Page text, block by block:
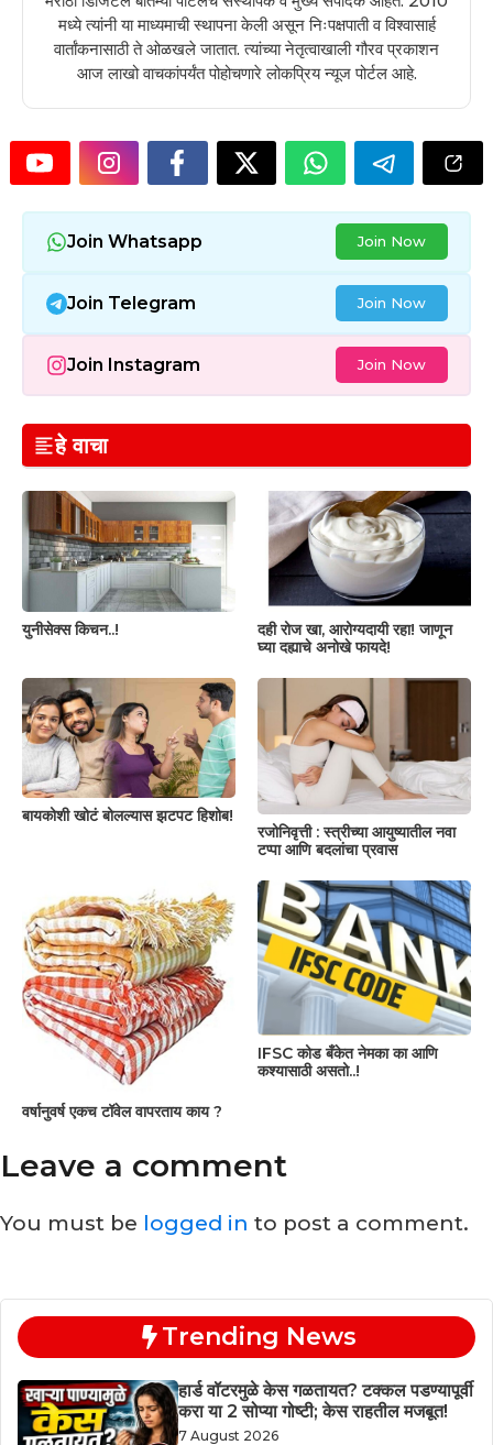
मध्ये त्यांनी या माध्यमाची स्थापना केली असून निःपक्षपाती व विश्वासार्ह
वार्तांकनासाठी ते ओळखले जातात. त्यांच्या नेतृत्वाखाली गौरव प्रकाशन
आज लाखो वाचकांपर्यंत पोहोचणारे लोकप्रिय न्यूज पोर्टल आहे.
Join Whatsapp Join Now
Join Telegram Join Now
Join Instagram Join Now
हे वाचा
युनीसेक्स किचन..!
दही रोज खा, आरोग्यदायी रहा! जाणून
घ्या दह्याचे अनोखे फायदे!
बायकोशी खोटं बोलल्यास झटपट हिशोब!
रजोनिवृत्ती : स्त्रीच्या आयुष्यातील नवा
टप्पा आणि बदलांचा प्रवास
वर्षानुवर्ष एकच टॉवेल वापरताय काय ?
IFSC कोड बँकेत नेमका का आणि
कश्यासाठी असतो..!
Leave a comment
You must be logged in to post a comment.
Trending News
हार्ड वॉटरमुळे केस गळतायत? टक्कल पडण्यापूर्वी
करा या 2 सोप्या गोष्टी; केस राहतील मजबूत!
7 August 2026